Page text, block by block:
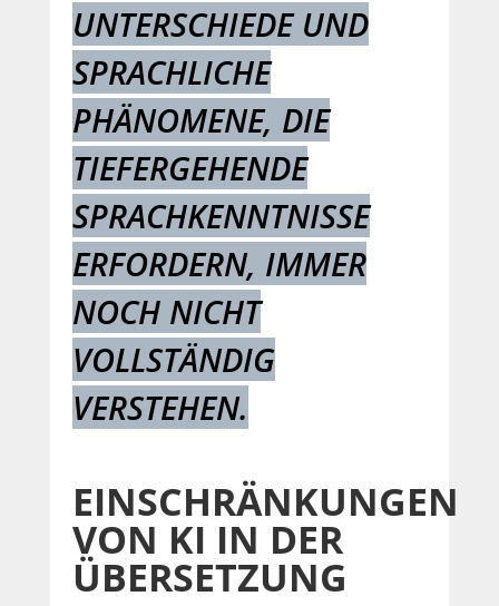
UNTERSCHIEDE UND
SPRACHLICHE
PHÄNOMENE, DIE
TIEFERGEHENDE
SPRACHKENNTNISSE
ERFORDERN, IMMER
NOCH NICHT
VOLLSTÄNDIG
VERSTEHEN.
EINSCHRÄNKUNGEN
VON KI IN DER
ÜBERSETZUNG